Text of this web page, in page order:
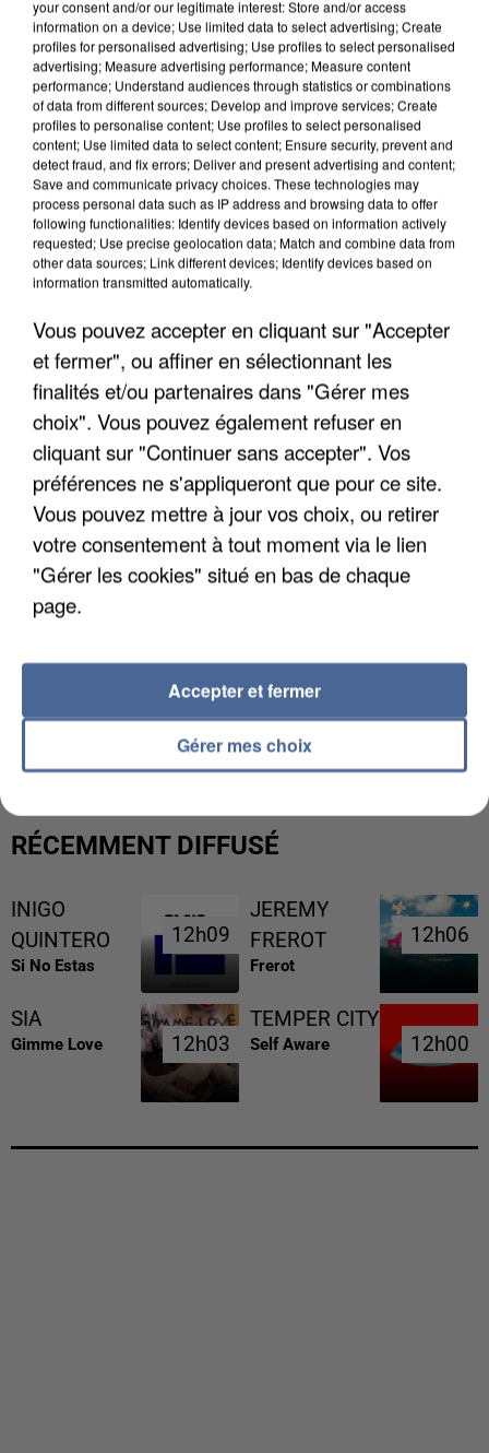
UN SECOND CADRE DE LA DZ MAFIA
UNE TOURISTE DE L’OISE EMPORTÉE PAR UNE
COULÉE DE BOUE EN HAUTE-SAVOIE
RÉCEMMENT DIFFUSÉ
INIGO
QUINTERO
Si No Estas
12h09
12h09
JEREMY
FREROT
Frerot
12h06
12h06
SIA
Gimme Love 12h03
12h03
TEMPER CITY
Self Aware 12h00
12h00
your consent and/or our legitimate interest: Store and/or access
information on a device; Use limited data to select advertising; Create
profiles for personalised advertising; Use profiles to select personalised
advertising; Measure advertising performance; Measure content
performance; Understand audiences through statistics or combinations
of data from different sources; Develop and improve services; Create
profiles to personalise content; Use profiles to select personalised
content; Use limited data to select content; Ensure security, prevent and
detect fraud, and fix errors; Deliver and present advertising and content;
Save and communicate privacy choices. These technologies may
process personal data such as IP address and browsing data to offer
following functionalities: Identify devices based on information actively
requested; Use precise geolocation data; Match and combine data from
other data sources; Link different devices; Identify devices based on
information transmitted automatically.
Vous pouvez accepter en cliquant sur "Accepter
et fermer", ou affiner en sélectionnant les
finalités et/ou partenaires dans "Gérer mes
choix". Vous pouvez également refuser en
cliquant sur "Continuer sans accepter". Vos
préférences ne s'appliqueront que pour ce site.
Vous pouvez mettre à jour vos choix, ou retirer
votre consentement à tout moment via le lien
"Gérer les cookies" situé en bas de chaque
page.
Gérer mes choix
Accepter et fermer